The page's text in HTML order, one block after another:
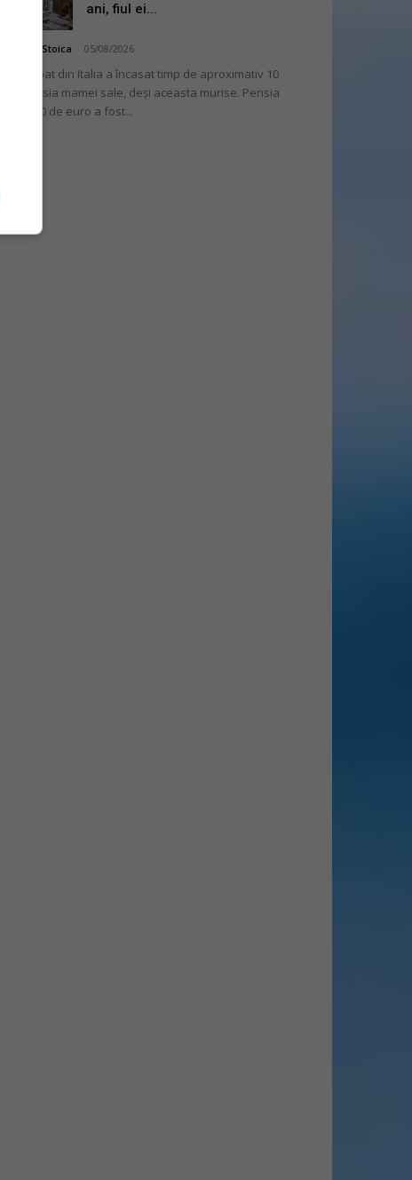
ani, fiul ei...
Daniela Stoica 05/08/2026
Un bărbat din Italia a încasat timp de aproximativ 10
ani pensia mamei sale, deși aceasta murise. Pensia
de 2.000 de euro a fost...